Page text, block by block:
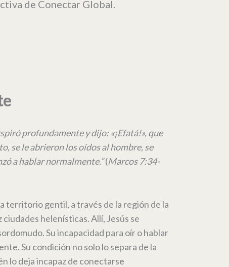
de Conectar Global.
profundamente y dijo: «¡Efatá!», que
se le abrieron los oídos al hombre, se
a hablar normalmente.”(Marcos 7:34-
territorio gentil, a través de la región de la
helenísticas. Allí, Jesús se
Su incapacidad para oír o hablar
Su condición no solo lo separa de la
lo deja incapaz de conectarse